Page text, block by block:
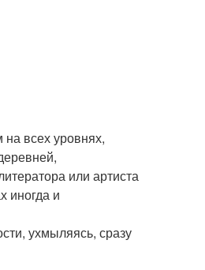
всех уровнях,
или артиста
иногда и
ухмыляясь, сразу